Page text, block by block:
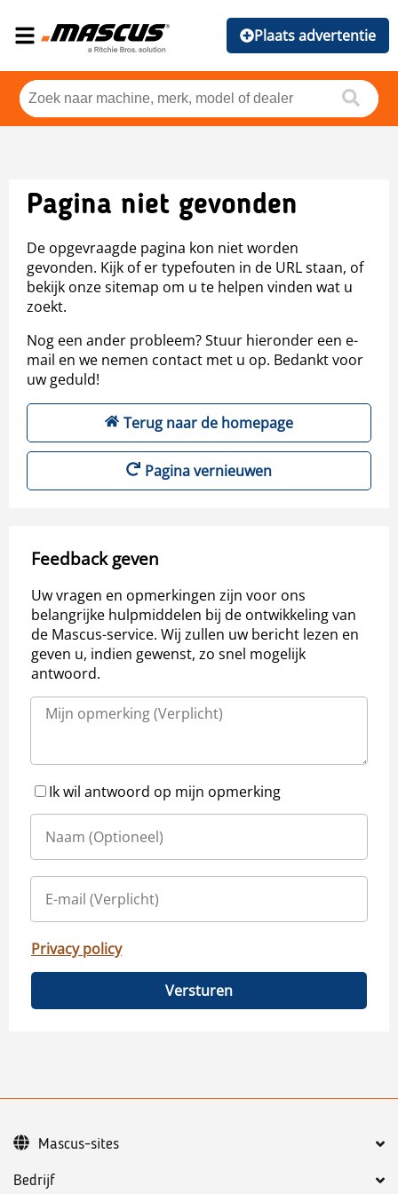
Plaats advertentie
Pagina niet gevonden
De opgevraagde pagina kon niet worden
gevonden. Kijk of er typefouten in de URL staan, of
bekijk onze sitemap om u te helpen vinden wat u
zoekt.
Nog een ander probleem? Stuur hieronder een e-
mail en we nemen contact met u op. Bedankt voor
uw geduld!
Terug naar de homepage
Pagina vernieuwen
Feedback geven
Uw vragen en opmerkingen zijn voor ons
belangrijke hulpmiddelen bij de ontwikkeling van
de Mascus-service. Wij zullen uw bericht lezen en
geven u, indien gewenst, zo snel mogelijk
antwoord.
Ik wil antwoord op mijn opmerking
Privacy policy
Versturen
Bedrijf
Mascus-sites